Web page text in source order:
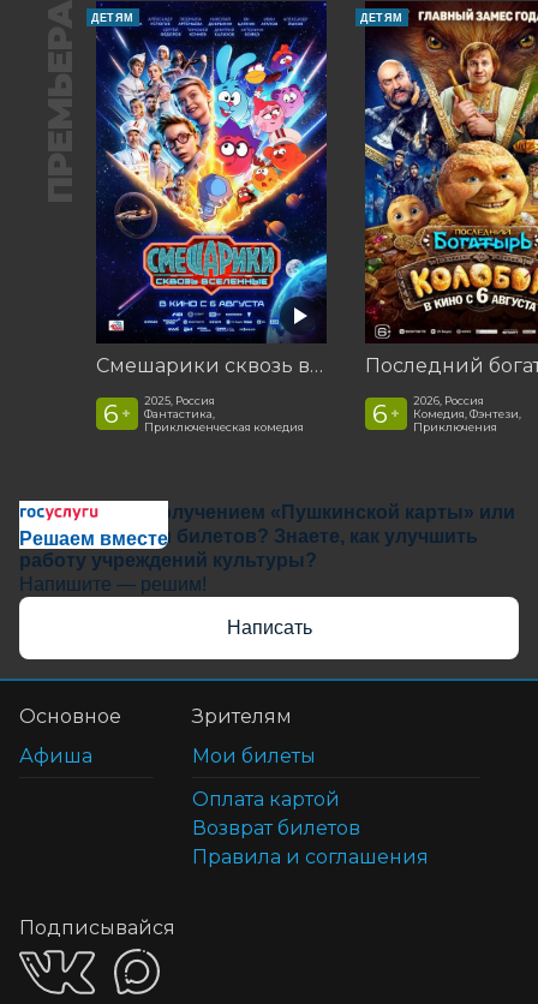
ПРЕМЬЕРА ДЕТЯМ
Смешарики сквозь вселенные
6 +
2025, Россия
Фантастика,
Приключенческая комедия
ДЕТЯМ
6 +
2026, Россия
Комедия, Фэнтези,
Приключения
Решаем вместе
Сложности с получением «Пушкинской карты» или
приобретением билетов? Знаете, как улучшить
работу учреждений культуры?
Напишите — решим!
Написать
Основное
Афиша
Зрителям
Мои билеты
Оплата картой
Возврат билетов
Правила и соглашения
Подписывайся